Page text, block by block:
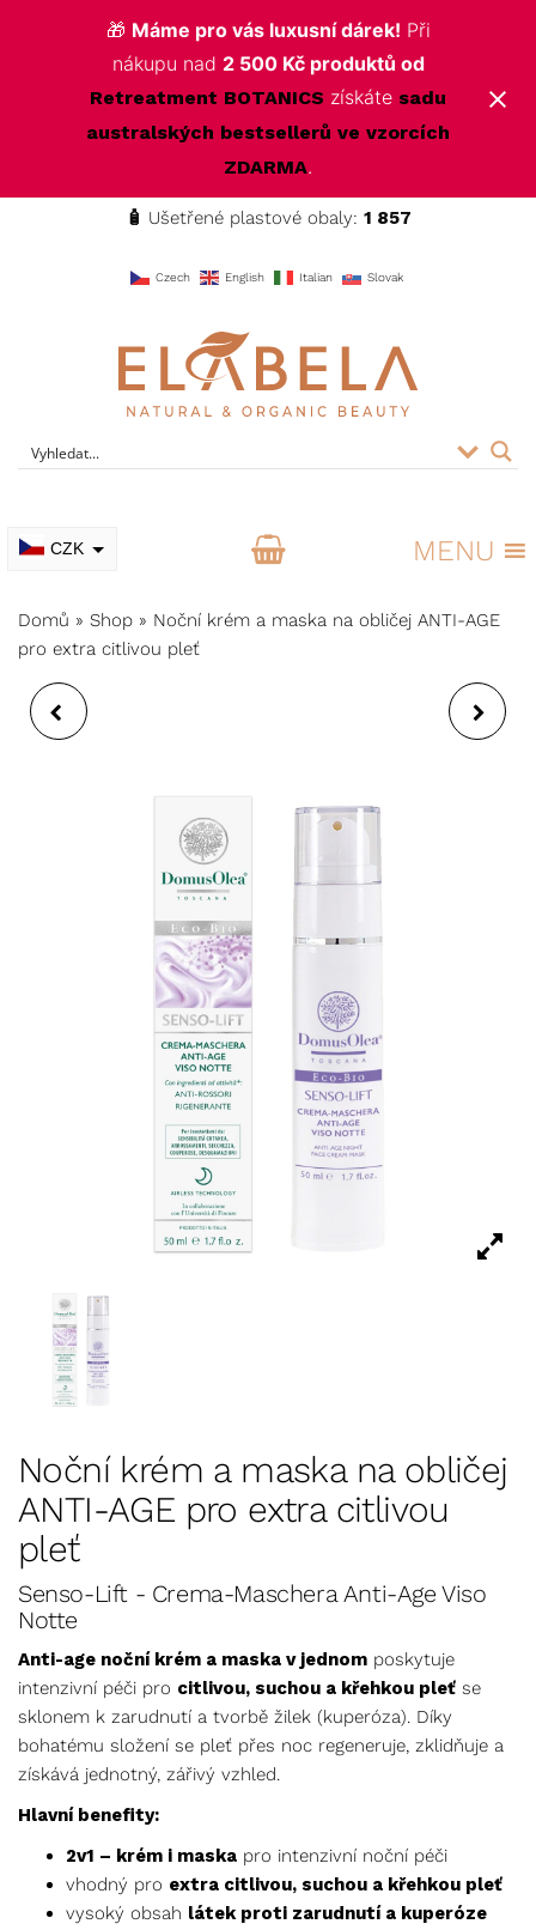
🎁 Máme pro vás luxusní dárek! Při
nákupu nad 2 500 Kč produktů od
Retreatment BOTANICS získáte sadu
australských bestsellerů ve vzorcích
ZDARMA.
🧴 Ušetřené plastové obaly: 1 857
Czech English Italian Slovak
ELABELA Beauty Kvalitní kosmetika pro vás
CZK MENU
Domů » Shop » Noční krém a maska na obličej ANTI-AGE
pro extra citlivou pleť
PLETI PRO EXTRA CITLIVOU
PLEŤ
Noční krém a maska na obličej
ANTI-AGE pro extra citlivou
pleť
Senso-Lift - Crema-Maschera Anti-Age Viso
Notte
Anti-age noční krém a maska v jednom poskytuje
intenzivní péči pro citlivou, suchou a křehkou pleť se
sklonem k zarudnutí a tvorbě žilek (kuperóza). Díky
bohatému složení se pleť přes noc regeneruje, zklidňuje a
získává jednotný, zářivý vzhled.
Hlavní benefity:
2v1 – krém i maska pro intenzivní noční péči
vhodný pro extra citlivou, suchou a křehkou pleť
vysoký obsah látek proti zarudnutí a kuperóze